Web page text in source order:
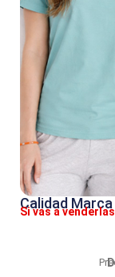
Calidad
Si vas a